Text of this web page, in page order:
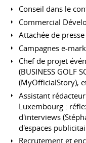
Conseil dans le
Commercial
Attachée de
Campagnes e-
Chef de projet
(BUSINESS GOLF
(MyOfficialStory),
Assistant
Luxembourg :
d'interviews
d'espaces
Recrutement et